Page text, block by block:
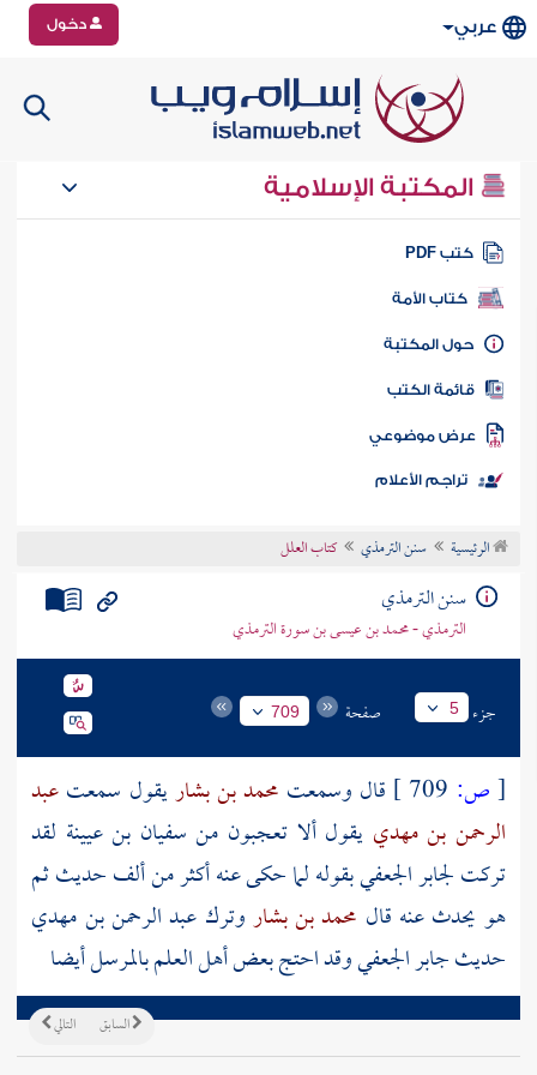
عربي دخول
المكتبة الإسلامية
كتب PDF
كتاب الأمة
المكتبة
الكتب
موضوعي
تراجم الأعلام
الرئيسية سنن الترمذي كتاب العلل
سنن الترمذي
الترمذي - محمد بن عيسى بن سورة الترمذي
جزء 5 صفحة 709
[ص: قال وسمعت محمد بن بشاريقول سمعتعبد
الرحمن بن مهدي يقول ألا تعجبون من سفيان بن عيينة لقد
تركتلجابر الجعفيبقوله لما حكى عنه أكثر من ألف حديث ثم
هو يحدث عنه قال محمد بن بشاروترك عبد الرحمن بن مهدي
حديثجابر الجعفيوقد احتج بعض أهل العلم بالمرسل أيضا
التالي السابق